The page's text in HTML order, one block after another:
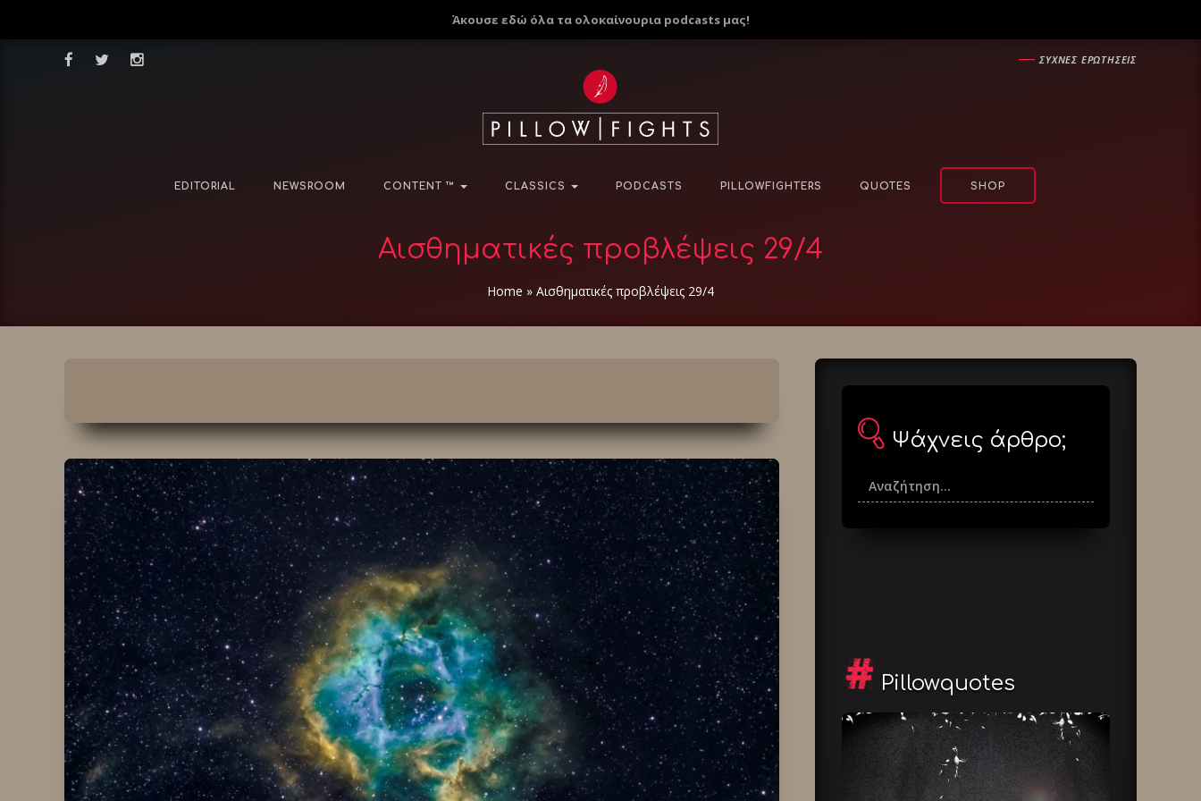
Άκουσε εδώ όλα τα ολοκαίνουρια podcasts μας!
―ΣΥΧΝΕΣ ΕΡΩΤΗΣΕΙΣ
EDITORIAL NEWSROOM CONTENT ™ CLASSICS PODCASTS PILLOWFIGHTERS QUOTES SHOP
Αισθηματικές προβλέψεις 29/4
Home » Αισθηματικές προβλέψεις 29/4
Ψάχνεις άρθρο;
Pillowquotes